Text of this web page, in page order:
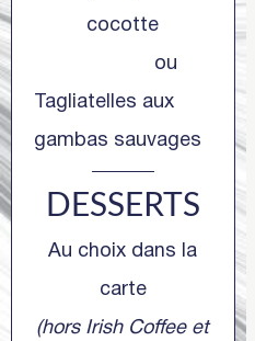
cocotte
ou
Tagliatelles aux
gambas sauvages
DESSERTS
Au choix dans la
carte
(hors Irish Coffee et